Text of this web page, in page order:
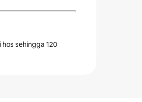
sehingga 120